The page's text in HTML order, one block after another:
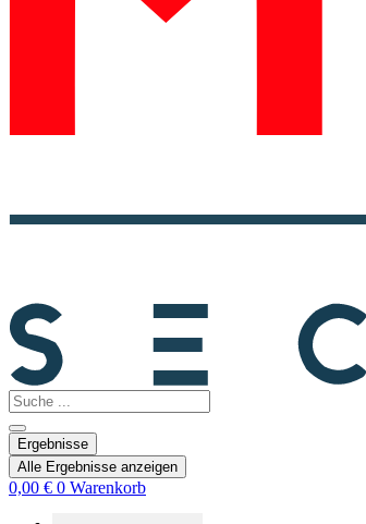
Search
...
Ergebnisse
Alle Ergebnisse anzeigen
0,00 € 0 Warenkorb